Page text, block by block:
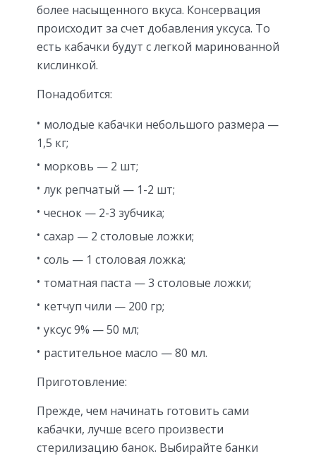
более насыщенного вкуса. Консервация
происходит за счет добавления уксуса. То
есть кабачки будут с легкой маринованной
кислинкой.
Понадобится:
молодые кабачки небольшого размера —
1,5 кг;
морковь — 2 шт;
лук репчатый — 1-2 шт;
чеснок — 2-3 зубчика;
сахар — 2 столовые ложки;
соль — 1 столовая ложка;
томатная паста — 3 столовые ложки;
кетчуп чили — 200 гр;
уксус 9% — 50 мл;
растительное масло — 80 мл.
Приготовление:
Прежде, чем начинать готовить сами
кабачки, лучше всего произвести
стерилизацию банок. Выбирайте банки